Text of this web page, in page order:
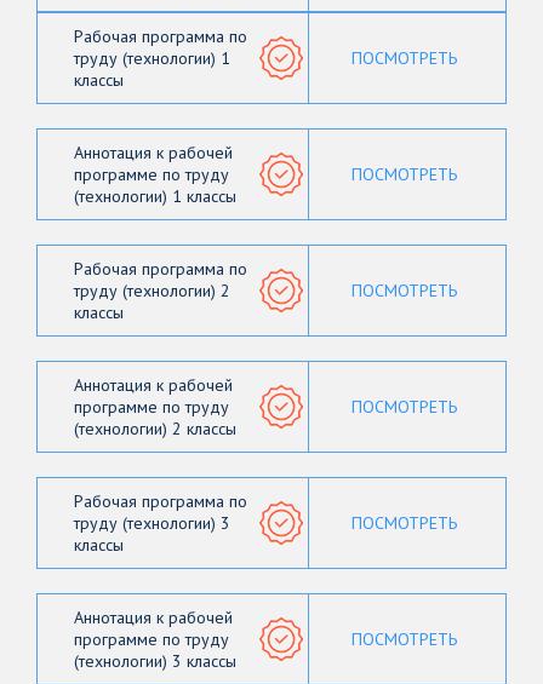
Рабочая программа по
труду (технологии) 1
классы
ПОСМОТРЕТЬ
Аннотация к рабочей
программе по труду
(технологии) 1 классы
ПОСМОТРЕТЬ
Рабочая программа по
труду (технологии) 2
классы
ПОСМОТРЕТЬ
Аннотация к рабочей
программе по труду
(технологии) 2 классы
ПОСМОТРЕТЬ
Рабочая программа по
труду (технологии) 3
классы
ПОСМОТРЕТЬ
Аннотация к рабочей
программе по труду
(технологии) 3 классы
ПОСМОТРЕТЬ